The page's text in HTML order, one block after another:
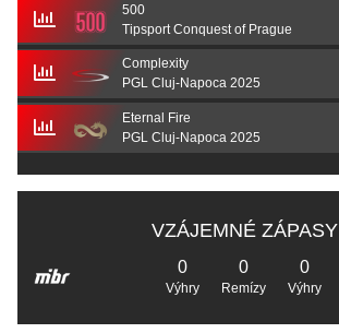
500
Tipsport Conquest of Prague
Complexity
PGL Cluj-Napoca 2025
Eternal Fire
PGL Cluj-Napoca 2025
VZÁJEMNÉ ZÁPASY
0
Výhry
0
Remízy
0
Výhry